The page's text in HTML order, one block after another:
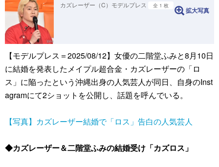
カズレーザー（C）モデルプレス 全 1 枚
拡大写真
【モデルプレス＝2025/08/12】女優の二階堂ふみと8月10日
に結婚を発表したメイプル超合金・カズレーザーの「ロ
ス」に陥ったという沖縄出身の人気芸人が同日、自身のInst
agramにて2ショットを公開し、話題を呼んでいる。
【写真】カズレーザー結婚で「ロス」告白の人気芸人
◆カズレーザー＆二階堂ふみの結婚受け「カズロス」